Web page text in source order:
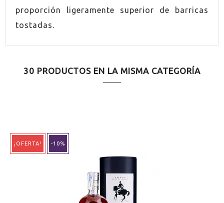
proporción ligeramente superior de barricas
tostadas.
30 PRODUCTOS EN LA MISMA CATEGORÍA
¡OFERTA! -10%